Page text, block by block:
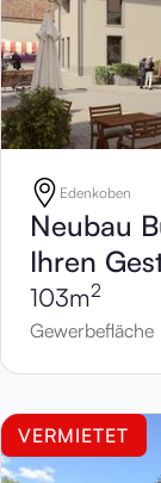
Edenkoben
Neubau
Ihren
103m2
Gewerbefläche
VERMIETET